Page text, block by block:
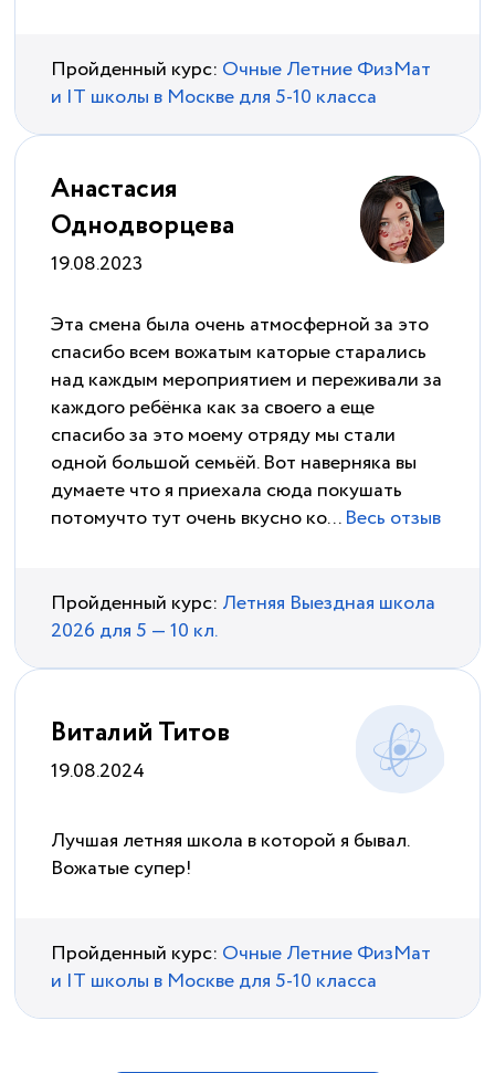
Пройденный курс: Очные Летние ФизМат
и IT школы в Москве для 5-10 класса
Анастасия
Однодворцева
19.08.2023
Эта смена была очень атмосферной за это
спасибо всем вожатым каторые старались
над каждым мероприятием и переживали за
каждого ребёнка как за своего а еще
спасибо за это моему отряду мы стали
одной большой семьёй. Вот наверняка вы
думаете что я приехала сюда покушать
потомучто тут очень вкусно ко... Весь отзыв
Пройденный курс: Летняя Выездная школа
2026 для 5 — 10 кл.
Виталий Титов
19.08.2024
Лучшая летняя школа в которой я бывал.
Вожатые супер!
Пройденный курс: Очные Летние ФизМат
и IT школы в Москве для 5-10 класса